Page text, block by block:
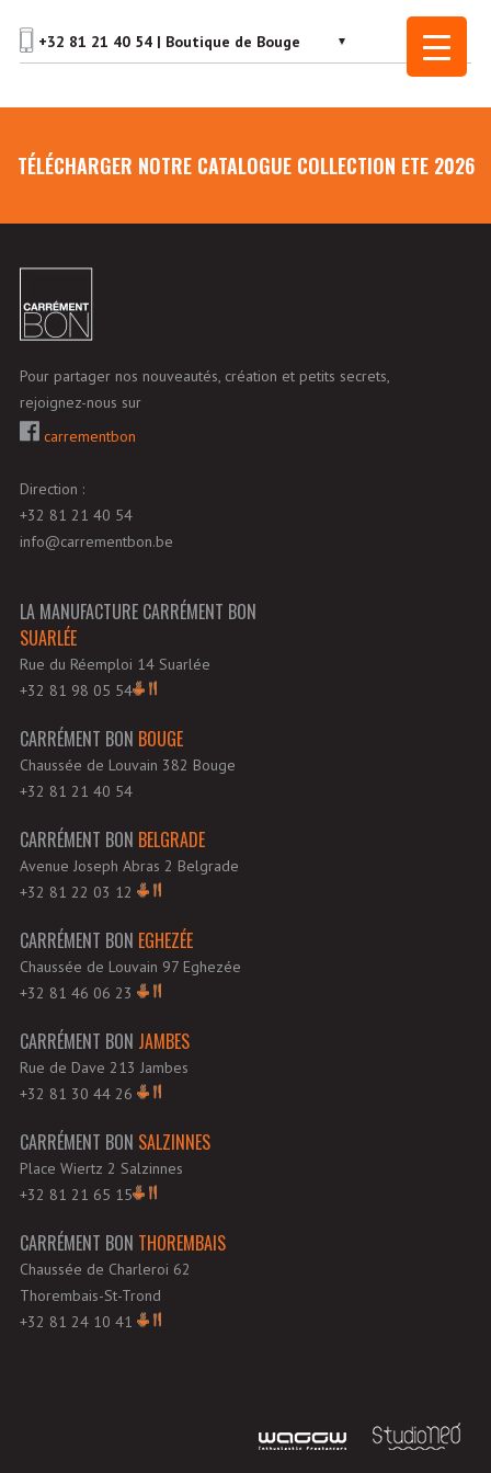
TÉLÉCHARGER NOTRE CATALOGUE COLLECTION ETE 2026
Pour partager nos nouveautés, création et petits secrets,
rejoignez-nous sur
carrementbon
Direction :
+32 81 21 40 54
info@carrementbon.be
LA MANUFACTURE CARRÉMENT BON
SUARLÉE
Rue du Réemploi 14 Suarlée
+32 81 98 05 54
CARRÉMENT BON BOUGE
Chaussée de Louvain 382 Bouge
+32 81 21 40 54
CARRÉMENT BON BELGRADE
Avenue Joseph Abras 2 Belgrade
+32 81 22 03 12
CARRÉMENT BON EGHEZÉE
Chaussée de Louvain 97 Eghezée
+32 81 46 06 23
CARRÉMENT BON JAMBES
Rue de Dave 213 Jambes
+32 81 30 44 26
CARRÉMENT BON SALZINNES
Place Wiertz 2 Salzinnes
+32 81 21 65 15
CARRÉMENT BON THOREMBAIS
Chaussée de Charleroi 62
Thorembais-St-Trond
+32 81 24 10 41